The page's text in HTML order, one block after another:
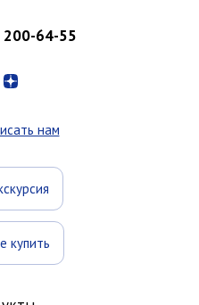
200-64-55
нам
купить